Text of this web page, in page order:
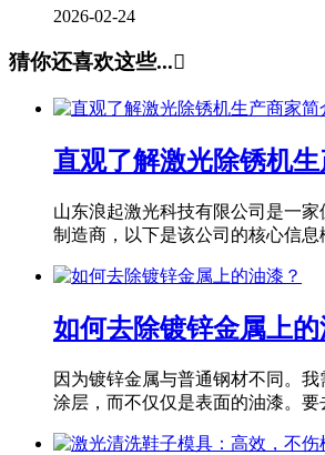
2026-02-24
猜你还喜欢这些...
直观了解激光除锈机
山东浪起激光科技有限公司是一
制造商，以下是该公司的核心信息
如何去除镀锌金属上的
因为镀锌金属与普通钢材不同。
涂层，而不仅仅是表面的油漆。要